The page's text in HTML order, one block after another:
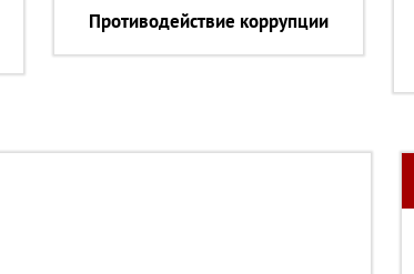
Противодействие коррупции